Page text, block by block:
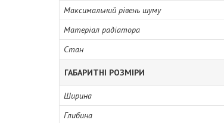
Максимальний рівень шуму
Матеріал радіатора
Стан
ГАБАРИТНІ РОЗМІРИ
Ширина
Глибина